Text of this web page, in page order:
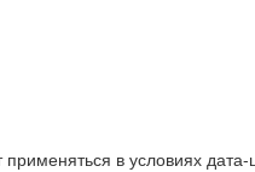
в условиях дата-